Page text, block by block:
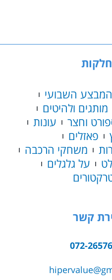
המבצע השבועי
מותגים ולהיטים
וחצר
עונות
פאזלים
משחקי הרכבה
על גלגלים
קשר
072-